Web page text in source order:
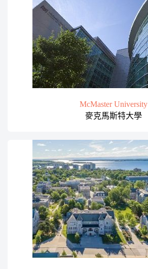
McMaster University
麥克馬斯特大學